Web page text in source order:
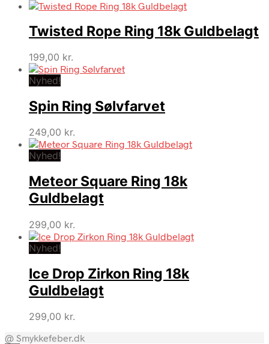
Twisted Rope Ring 18k Guldbelagt
199,00 kr.
Nyhed!
Spin Ring Sølvfarvet
249,00 kr.
Nyhed!
Meteor Square Ring 18k
Guldbelagt
299,00 kr.
Nyhed!
Ice Drop Zirkon Ring 18k
Guldbelagt
299,00 kr.
@ Smykkefeber.dk